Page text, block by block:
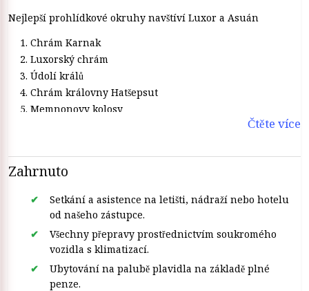
Nejlepší prohlídkové okruhy navštíví Luxor a Asuán
Chrám Karnak
Luxorský chrám
Údolí králů
Chrám královny Hatšepsut
Memnonovy kolosy
návštěva Vysoké přehrady
Chrám Philae
Čtěte více
Zahrnuto
Setkání a asistence na letišti, nádraží nebo hotelu
od našeho zástupce.
Všechny přepravy prostřednictvím soukromého
vozidla s klimatizací.
Ubytování na palubě plavidla na základě plné
penze.